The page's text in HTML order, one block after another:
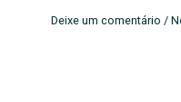
Deixe um comentário /